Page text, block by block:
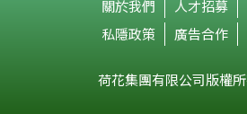
關於我們 人才招募
私隱政策
廣告合作
荷花集團有限公司版權